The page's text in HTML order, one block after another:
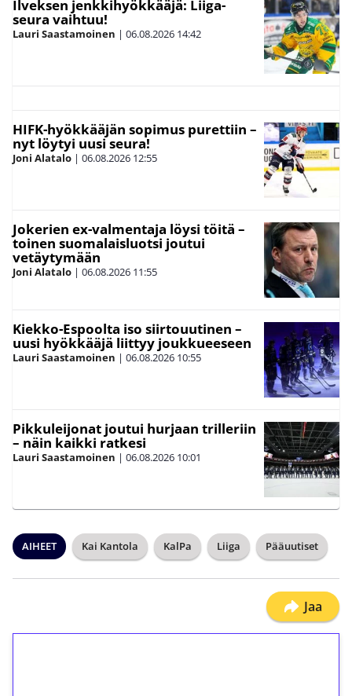
Ilveksen jenkkihyökkääjä: Liiga-
seura vaihtuu!
Lauri Saastamoinen | 06.08.2026 14:42
HIFK-hyökkääjän sopimus purettiin –
nyt löytyi uusi seura!
Joni Alatalo | 06.08.2026 12:55
Jokerien ex-valmentaja löysi töitä –
toinen suomalaisluotsi joutui
vetäytymään
Joni Alatalo | 06.08.2026 11:55
Kiekko-Espoolta iso siirtouutinen –
uusi hyökkääjä liittyy joukkueeseen
Lauri Saastamoinen | 06.08.2026 10:55
Pikkuleijonat joutui hurjaan trilleriin
– näin kaikki ratkesi
Lauri Saastamoinen | 06.08.2026 10:01
AIHEET Kai Kantola KalPa Liiga Pääuutiset
Jaa